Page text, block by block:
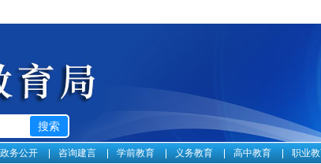
政务公开 咨询建言 学前教育 义务教育 高中教育 职业